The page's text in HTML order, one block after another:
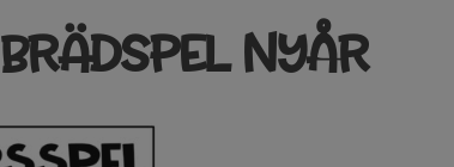
BRÄDSPEL NYÅR